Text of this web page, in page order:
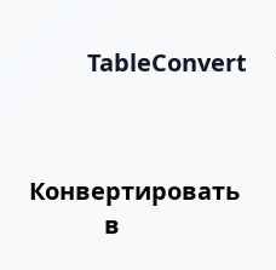
TableConvert
Конвертировать
в